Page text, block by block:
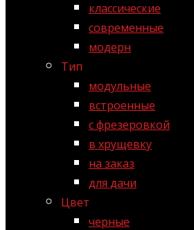
классические
современные
модерн
Тип
модульные
встроенные
с фрезеровкой
в хрущевку
на заказ
для дачи
Цвет
черные